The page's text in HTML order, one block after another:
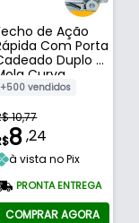
de Ação
Com Porta
Duplo E
Curva
Pequena 67 Mm
+500 vendidos
10,77
8,24
à vista no Pix
PRONTA ENTREGA
COMPRAR AGORA